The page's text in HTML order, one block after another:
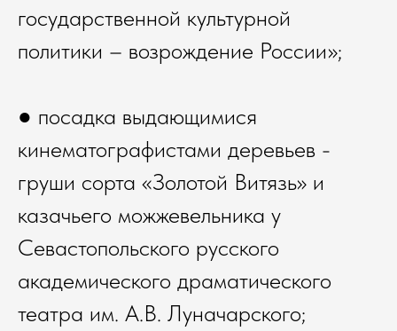
государственной культурной
политики – возрождение России»;
● посадка выдающимися
кинематографистами деревьев -
груши сорта «Золотой Витязь» и
казачьего можжевельника у
Севастопольского русского
академического драматического
театра им. А.В. Луначарского;